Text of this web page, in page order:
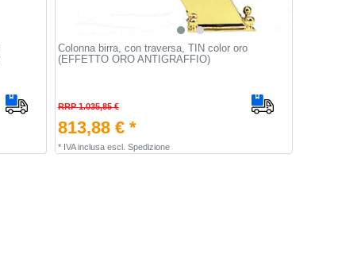
Colonna birra, con traversa, TIN color oro
(EFFETTO ORO ANTIGRAFFIO)
RRP 1.035,85 €
813,88 € *
* IVA inclusaescl. Spedizione